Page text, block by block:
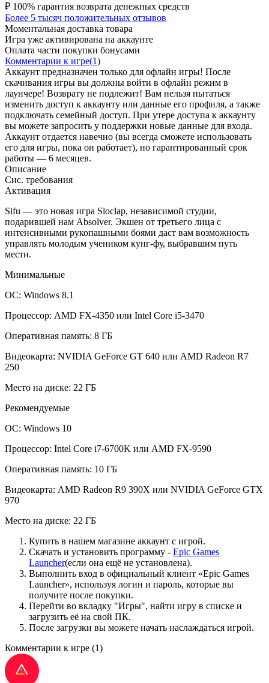
₽ 100% гарантия возврата денежных средств
Более 5 тысяч положительных отзывов
Моментальная доставка товара
Игра уже активирована на аккаунте
Оплата части покупки бонусами
Комментарии к игре(1)
Аккаунт предназначен только для офлайн игры! После
скачивания игры вы должны войти в офлайн режим в
лаунчере! Возврату не подлежит! Вам нельзя пытаться
изменить доступ к аккаунту или данные его профиля, а также
подключать семейный доступ. При утере доступа к аккаунту
вы можете запросить у поддержки новые данные для входа.
Аккаунт отдается навечно (вы всегда сможете использовать
его для игры, пока он работает), но гарантированный срок
работы — 6 месяцев.
Описание
Сис. требования
Активация
Sifu — это новая игра Sloclap, независимой студии,
подарившей нам Absolver. Экшен от третьего лица с
интенсивными рукопашными боями даст вам возможность
управлять молодым учеником кунг-фу, выбравшим путь
мести.
Минимальные
ОС: Windows 8.1
Процессор: AMD FX-4350 или Intel Core i5-3470
Оперативная память: 8 ГБ
Видеокарта: NVIDIA GeForce GT 640 или AMD Radeon R7
250
Место на диске: 22 ГБ
Рекомендуемые
ОС: Windows 10
Процессор: Intel Core i7-6700K или AMD FX-9590
Оперативная память: 10 ГБ
Видеокарта: AMD Radeon R9 390X или NVIDIA GeForce GTX
970
Место на диске: 22 ГБ
Купить в нашем магазине аккаунт с игрой.
Скачать и установить программу - Epic Games
Launcher(если она ещё не установлена).
Выполнить вход в официальный клиент «Epic Games
Launcher», используя логин и пароль, которые вы
получите после покупки.
Перейти во вкладку "Игры", найти игру в списке и
загрузить её на свой ПК.
После загрузки вы можете начать наслаждаться игрой.
Комментарии к игре (1)